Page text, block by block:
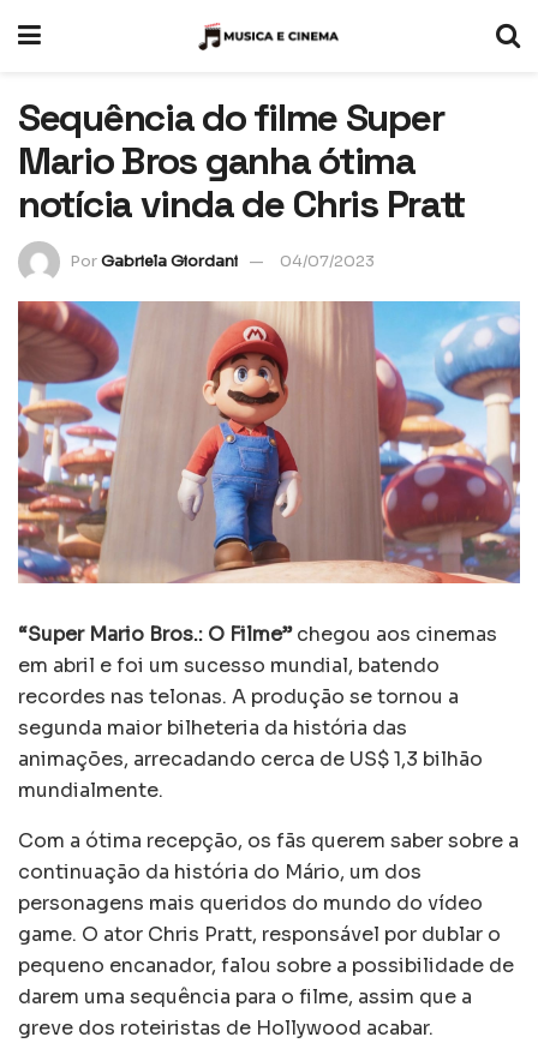
Sequência do filme Super
Mario Bros ganha ótima
notícia vinda de Chris Pratt
PorGabriela Giordani 04/07/2023
“Super Mario Bros.: O Filme”chegou aos cinemas
em abril e foi um sucesso mundial, batendo
recordes nas telonas. A produção se tornou a
segunda maior bilheteria da história das
animações, arrecadando cerca de US$ 1,3 bilhão
mundialmente.
Com a ótima recepção, os fãs querem saber sobre a
continuação da história do Mário, um dos
personagens mais queridos do mundo do vídeo
game. O ator Chris Pratt, responsável por dublar o
pequeno encanador, falou sobre a possibilidade de
darem uma sequência para o filme, assim que a
greve dos roteiristas de Hollywood acabar.